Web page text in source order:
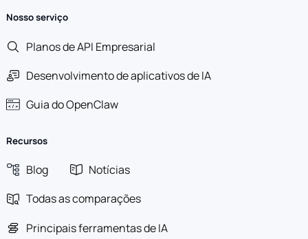
Nosso serviço
Planos de API Empresarial
Desenvolvimento de aplicativos de IA
Guia do OpenClaw
Recursos
Blog
Notícias
Todas as comparações
Principais ferramentas de IA